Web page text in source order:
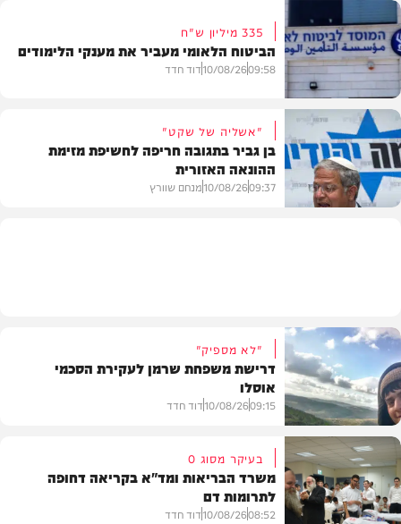
חדשות
חדשות
335 מיליון ש"ח
הביטוח הלאומי מעביר את מענקי הלימודים
09:58
10/08/26דוד חדד
"אשליה של שקט"
בן גביר בתגובה חריפה לחשיפת מזימת
ההונאה האזורית
09:37
10/08/26מנחם שוורץ
חדשות
"לא מספיק"
דרישת משפחת שרמן לעקירת הסכמי
אוסלו
09:15
10/08/26דוד חדד
בעיקר מסוג O
משרד הבריאות ומד"א בקריאה דחופה
לתרומות דם
08:52
10/08/26דוד חדד